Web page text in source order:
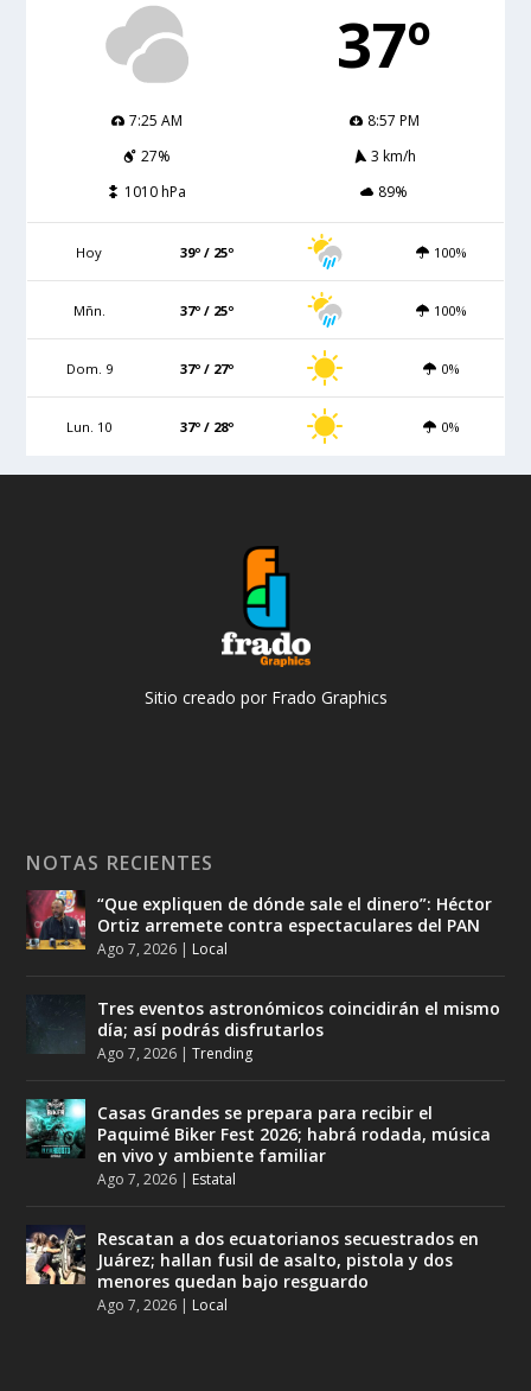
37º
7:25 AM
8:57 PM
27%
3 km/h
1010 hPa
89%
Hoy 39º / 25º 100%
Mñn. 37º / 25º 100%
Dom. 9 37º / 27º 0%
Lun. 10 37º / 28º 0%
Sitio creado por Frado Graphics
NOTAS RECIENTES
“Que expliquen de dónde sale el dinero”: Héctor
Ortiz arremete contra espectaculares del PAN
Ago 7, 2026 | Local
Tres eventos astronómicos coincidirán el mismo
día; así podrás disfrutarlos
Ago 7, 2026 |Trending
Casas Grandes se prepara para recibir el
Paquimé Biker Fest 2026; habrá rodada, música
en vivo y ambiente familiar
Ago 7, 2026 | Estatal
Rescatan a dos ecuatorianos secuestrados en
Juárez; hallan fusil de asalto, pistola y dos
menores quedan bajo resguardo
Ago 7, 2026 | Local